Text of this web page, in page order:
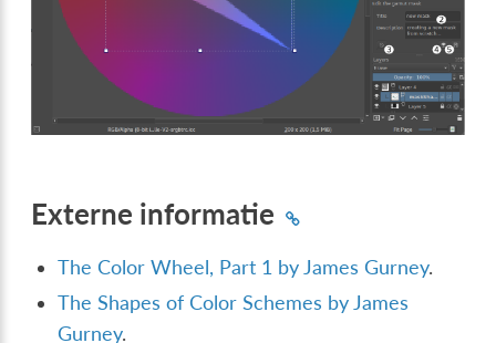
Externe informatie
The Color Wheel, Part 1 by James Gurney.
The Shapes of Color Schemes by James
Gurney.